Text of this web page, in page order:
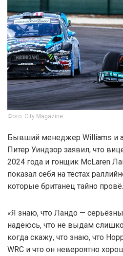
Фото: City Magazine
Бывший менеджер Williams и
Питер Уиндзор заявил, что
2024 года и гонщик McLaren
показал себя на тестах
которые британец тайно
«Я знаю, что Ландо —
надеюсь, что не выдам
когда скажу, что знаю, что
WRC и что он невероятно